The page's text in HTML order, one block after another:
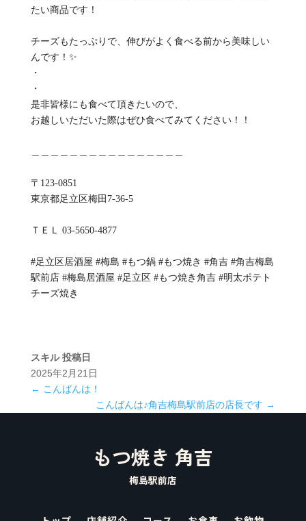
たい商品です！
チーズもたっぷりで、伸びがよく食べる前から美味しい
んです！✨
・
・
是非皆様にも食べて頂きたいので、
お越しいただいた際はぜひ食べてみてください！！
〒123-0851
東京都足立区梅田7-36-5
ＴＥＬ 03-5650-4877
#足立区居酒屋 #梅島 #もつ鍋 #もつ焼き #角吉 #角吉梅島
駅前店 #梅島居酒屋 #足立区 #もつ焼き角吉 #明太ポテト
チーズ焼き
スキル 投稿日
2025年2月21日
← こんばんは！
こんばんは♪角吉梅島駅前店の店長です →
もつ焼き 角吉
梅島駅前店